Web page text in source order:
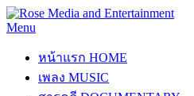
Menu
หน้าแรก HOME
เพลง MUSIC